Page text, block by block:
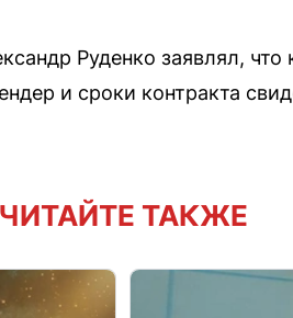
Руденко заявлял, что
и сроки контракта
ЧИТАЙТЕ ТАКЖЕ